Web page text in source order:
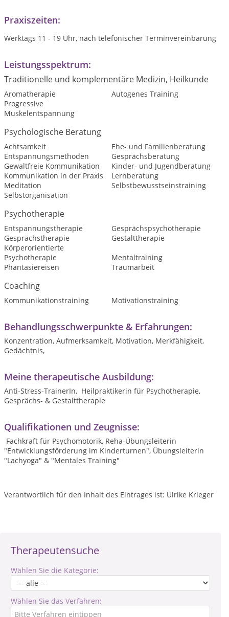
Therapeutensuche
Wählen Sie die Kategorie:
Wählen Sie das Verfahren:
Praxiszeiten:
Werktags 11 - 19 Uhr, nach telefonischer Terminvereinbarung
Leistungsspektrum:
Traditionelle und komplementäre Medizin, Heilkunde
Aromatherapie
Autogenes Training
Progressive
Muskelentspannung
Psychologische Beratung
Achtsamkeit
Ehe- und Familienberatung
Entspannungsmethoden
Gesprächsberatung
Gewaltfreie Kommunikation
Kinder- und Jugendberatung
Kommunikation in der Praxis
Lernberatung
Meditation
Selbstbewusstseinstraining
Selbstorganisation
Psychotherapie
Entspannungstherapie
Gesprächspsychotherapie
Gesprächstherapie
Gestalttherapie
Körperorientierte
Psychotherapie
Mentaltraining
Phantasiereisen
Traumarbeit
Coaching
Kommunikationstraining Motivationstraining
Behandlungsschwerpunkte & Erfahrungen:
Konzentration, Aufmerksamkeit, Motivation, Merkfähigkeit,
Gedächtnis,
Meine therapeutische Ausbildung:
Anti-Stress-TrainerIn, Heilpraktikerin für Psychotherapie,
Gesprächs- & Gestalttherapie
Qualifikationen und Zeugnisse:
Fachkraft für Psychomotorik, Reha-Übungsleiterin
"Entwicklungsförderung im Kinderturnen", Übungsleiterin
"Lachyoga" & "Mentales Training"
Verantwortlich für den Inhalt des Eintrages ist: Ulrike Krieger